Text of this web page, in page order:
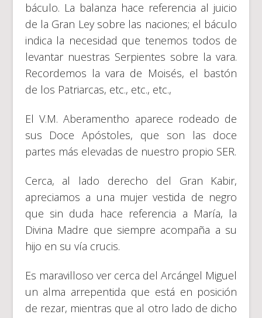
báculo. La balanza hace referencia al juicio
de la Gran Ley sobre las naciones; el báculo
indica la necesidad que tenemos todos de
levantar nuestras Serpientes sobre la vara.
Recordemos la vara de Moisés, el bastón
de los Patriarcas, etc., etc., etc.,
El V.M. Aberamentho aparece rodeado de
sus Doce Apóstoles, que son las doce
partes más elevadas de nuestro propio SER.
Cerca, al lado derecho del Gran Kabir,
apreciamos a una mujer vestida de negro
que sin duda hace referencia a María, la
Divina Madre que siempre acompaña a su
hijo en su vía crucis.
Es maravilloso ver cerca del Arcángel Miguel
un alma arrepentida que está en posición
de rezar, mientras que al otro lado de dicho